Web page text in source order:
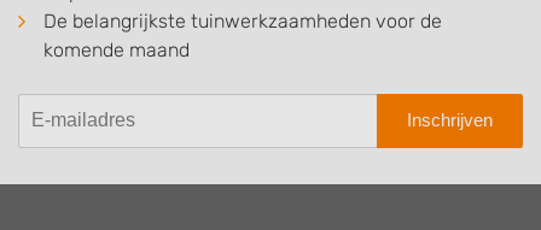
De belangrijkste tuinwerkzaamheden voor de
komende maand
Inschrijven